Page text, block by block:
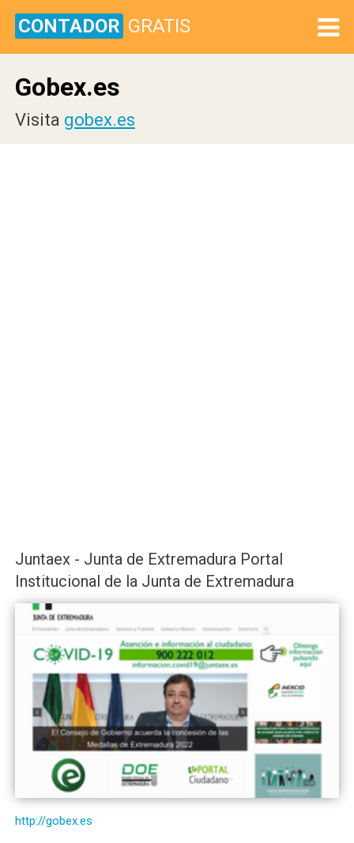
CONTADOR GRATIS
Gobex.es
Visita gobex.es
Juntaex - Junta de Extremadura Portal
Institucional de la Junta de Extremadura
http://gobex.es